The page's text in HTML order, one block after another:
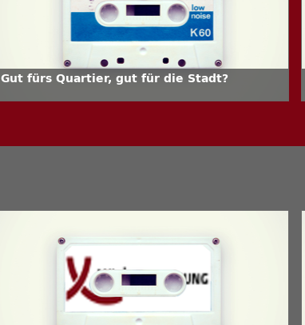
Gut fürs Quartier, gut für die Stadt?